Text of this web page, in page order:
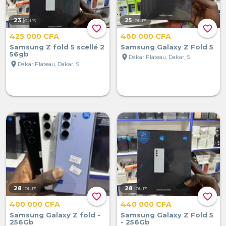
favorite_border
23 jours
425 000 CFA
Samsung Z fold 5 scellé 2
56gb
location_on
Dakar Plateau, Dakar, Sénégal
favorite_border
25 jours
460 000 CFA
Samsung Galaxy Z Fold 5
location_on
Dakar Plateau, Dakar, Sénégal
favorite_border
28 jours
400 000 CFA
Samsung Galaxy Z fold -
256Gb
favorite_border
28 jours
440 000 CFA
Samsung Galaxy Z Fold 5
- 256Gb